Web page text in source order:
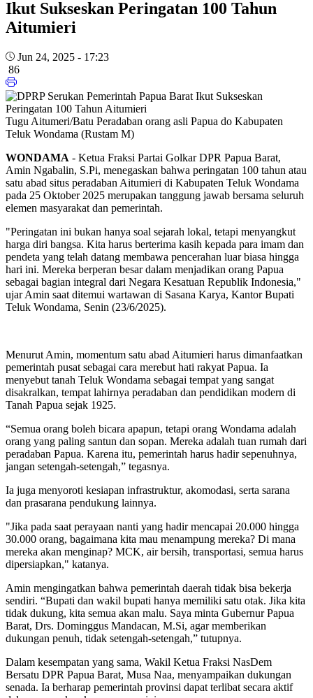
Ikut Sukseskan Peringatan 100 Tahun
Aitumieri
Jun 24, 2025 - 17:23
86
Tugu Aitumeri/Batu Peradaban orang asli Papua do Kabupaten
Teluk Wondama (Rustam M)
WONDAMA - Ketua Fraksi Partai Golkar DPR Papua Barat,
Amin Ngabalin, S.Pi, menegaskan bahwa peringatan 100 tahun atau
satu abad situs peradaban Aitumieri di Kabupaten Teluk Wondama
pada 25 Oktober 2025 merupakan tanggung jawab bersama seluruh
elemen masyarakat dan pemerintah.
"Peringatan ini bukan hanya soal sejarah lokal, tetapi menyangkut
harga diri bangsa. Kita harus berterima kasih kepada para imam dan
pendeta yang telah datang membawa pencerahan luar biasa hingga
hari ini. Mereka berperan besar dalam menjadikan orang Papua
sebagai bagian integral dari Negara Kesatuan Republik Indonesia,"
ujar Amin saat ditemui wartawan di Sasana Karya, Kantor Bupati
Teluk Wondama, Senin (23/6/2025).
Menurut Amin, momentum satu abad Aitumieri harus dimanfaatkan
pemerintah pusat sebagai cara merebut hati rakyat Papua. Ia
menyebut tanah Teluk Wondama sebagai tempat yang sangat
disakralkan, tempat lahirnya peradaban dan pendidikan modern di
Tanah Papua sejak 1925.
“Semua orang boleh bicara apapun, tetapi orang Wondama adalah
orang yang paling santun dan sopan. Mereka adalah tuan rumah dari
peradaban Papua. Karena itu, pemerintah harus hadir sepenuhnya,
jangan setengah-setengah,” tegasnya.
Ia juga menyoroti kesiapan infrastruktur, akomodasi, serta sarana
dan prasarana pendukung lainnya.
"Jika pada saat perayaan nanti yang hadir mencapai 20.000 hingga
30.000 orang, bagaimana kita mau menampung mereka? Di mana
mereka akan menginap? MCK, air bersih, transportasi, semua harus
dipersiapkan," katanya.
Amin mengingatkan bahwa pemerintah daerah tidak bisa bekerja
sendiri. “Bupati dan wakil bupati hanya memiliki satu otak. Jika kita
tidak dukung, kita semua akan malu. Saya minta Gubernur Papua
Barat, Drs. Dominggus Mandacan, M.Si, agar memberikan
dukungan penuh, tidak setengah-setengah,” tutupnya.
Dalam kesempatan yang sama, Wakil Ketua Fraksi NasDem
Bersatu DPR Papua Barat, Musa Naa, menyampaikan dukungan
senada. Ia berharap pemerintah provinsi dapat terlibat secara aktif